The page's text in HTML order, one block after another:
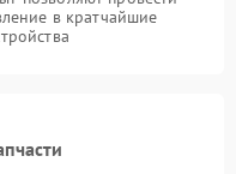
в кратчайшие